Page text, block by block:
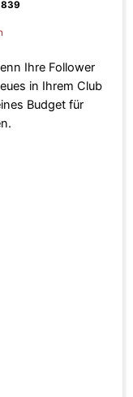
Ihre Follower
in Ihrem Club
Budget für